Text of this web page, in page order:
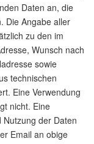
Daten an, die
Die Angabe aller
zu den im
Wunsch nach
sowie
technischen
Eine Verwendung
nicht. Eine
Nutzung der Daten
Email an obige